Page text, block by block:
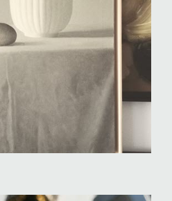
X LLEÇOS